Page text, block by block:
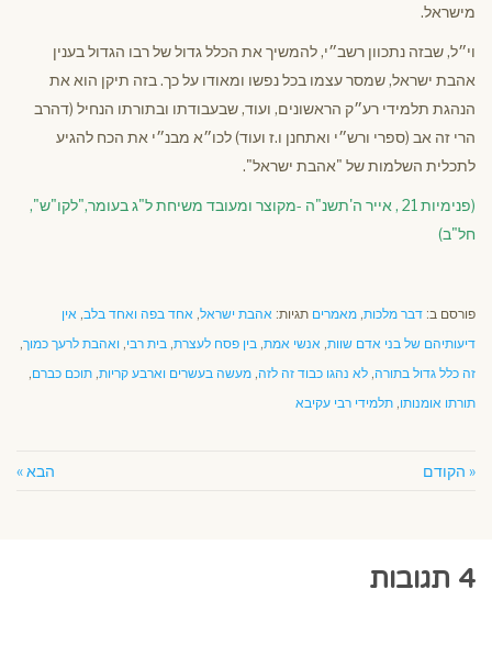
מישראל.
וי״ל, שבזה נתכוון רשב״י, להמשיך את הכלל גדול של רבו הגדול בענין
אהבת ישראל, שמסר עצמו בכל נפשו ומאודו על כך. בזה תיקן הוא את
הנהגת תלמידי רע״ק הראשונים, ועוד, שבעבודתו ובתורתו הנחיל (דהרב
הרי זה אב (ספרי ורש״י ואתחנן ו.ז ועוד) לכו״א מבנ״י את הכח להגיע
לתכלית השלמות של "אהבת ישראל".
(פנימיות 21 , אייר ה'תשנ"ה -מקוצר ומעובד משיחת ל"ג בעומר,"לקו"ש",
חל"ב)
פורסם ב: דבר מלכות, מאמרים תגיות: אהבת ישראל, אחד בפה ואחד בלב, אין
דיעותיהם של בני אדם שוות, אנשי אמת, בין פסח לעצרת, בית רבי, ואהבת לרעך כמוך,
זה כלל גדול בתורה, לא נהגו כבוד זה לזה, מעשה בעשרים וארבע קריות, תוכם כברם,
תורתו אומנותו, תלמידי רבי עקיבא
« הקודם הבא »
4 תגובות